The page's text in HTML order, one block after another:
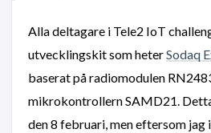
Alla deltagare i Tele2 IoT
utvecklingskit som heterSodaq
baserat på radiomodulen
mikrokontrollern SAMD21.
den 8 februari, men eftersom jag